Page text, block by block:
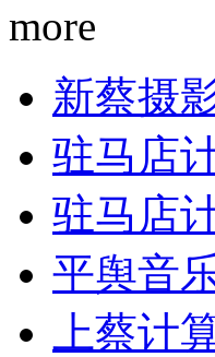
more
新蔡摄
驻马店
驻马店
平舆音
上蔡计